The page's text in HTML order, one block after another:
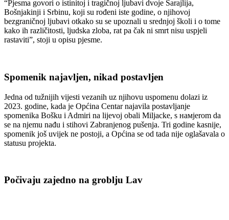
“Pjesma govori o istinitoj i tragičnoj ljubavi dvoje Sarajlija,
Bošnjakinji i Srbinu, koji su rođeni iste godine, o njihovoj
bezgraničnoj ljubavi otkako su se upoznali u srednjoj školi i o tome
kako ih različitosti, ljudska zloba, rat pa čak ni smrt nisu uspjeli
rastaviti”, stoji u opisu pjesme.
Spomenik najavljen, nikad postavljen
Jedna od tužnijih vijesti vezanih uz njihovu uspomenu dolazi iz
2023. godine, kada je Općina Centar najavila postavljanje
spomenika Bošku i Admiri na lijevoj obali Miljacke, s намjerom da
se na njemu nađu i stihovi Zabranjenog pušenja. Tri godine kasnije,
spomenik još uvijek ne postoji, a Općina se od tada nije oglašavala o
statusu projekta.
Počivaju zajedno na groblju Lav